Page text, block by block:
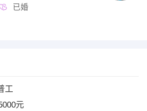
已婚
工
元